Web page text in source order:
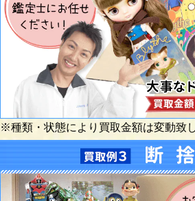
※種類・状態により買取金額は変動致し